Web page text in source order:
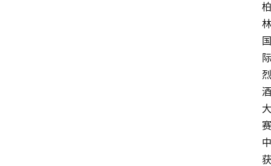
柏
林
国
际
烈
酒
大
赛
中
获